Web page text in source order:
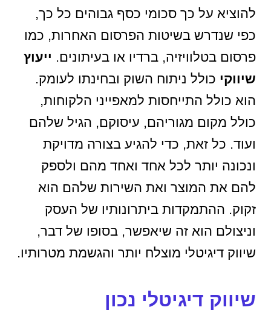
להוציא על כך סכומי כסף גבוהים כל כך,
כפי שנדרש בשיטות הפרסום האחרות, כמו
פרסום בטלוויזיה, ברדיו או בעיתונים. ייעוץ
שיווקי כולל ניתוח השוק ובחינתו לעומק.
הוא כולל התייחסות למאפייני הלקוחות,
כולל מקום מגוריהם, עיסוקם, הגיל שלהם
ועוד. כל זאת, כדי להגיע בצורה מדויקת
ונכונה יותר לכל אחד ואחד מהם ולספק
להם את המוצר ואת השירות שלהם הוא
זקוק. ההתמקדות ביתרונותיו של העסק
וניצולם הוא זה שיאפשר, בסופו של דבר,
שיווק דיגיטלי מוצלח יותר והגשמת מטרותיו.
שיווק דיגיטלי נכון